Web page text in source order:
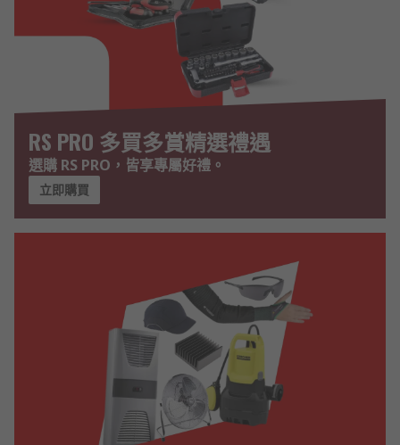
RS PRO 多買多賞精選禮遇
選購 RS PRO，皆享專屬好禮。
立即購買